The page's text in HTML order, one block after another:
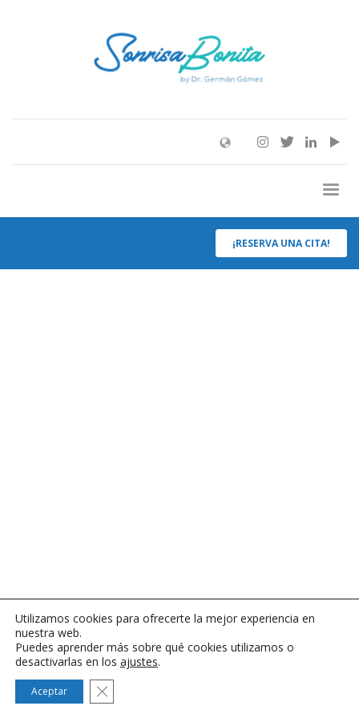
¡RESERVA UNA CITA!
Utilizamos cookies para ofrecerte la mejor experiencia en
nuestra web.
Puedes aprender más sobre qué cookies utilizamos o
desactivarlas en los ajustes.
Aceptar Cerrar el banner de cookies RGPD